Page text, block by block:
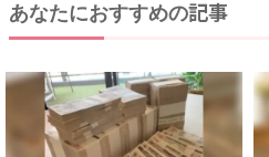
あなたにおすすめの記事